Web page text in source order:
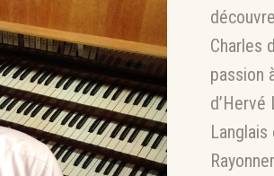
Charles
passion